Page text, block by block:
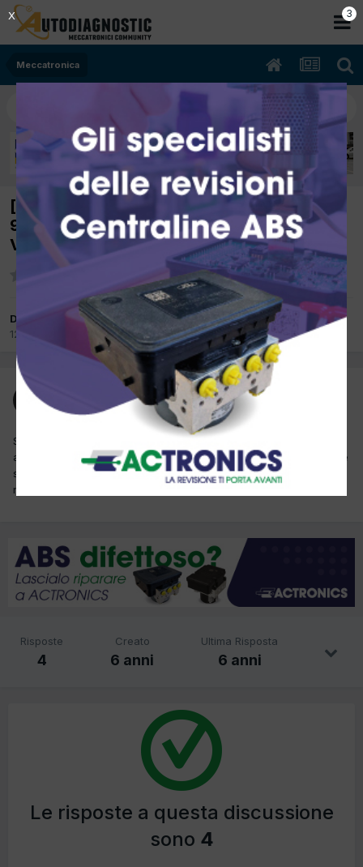
Meccatronica
[ALFA ROMEO GIULIETTA 11/2010 1598cc
940A3000 77Kw Diesel] GASOLIO NELLA
VASCHETTA ACQUA!!
Da Ospite adami
12 Agosto 2019
in Meccatronica
Ospite adami
Inviato 12 Agosto 2019
Salve colleghi, vi è mai capitato di trovare gasolio nella vaschetta
acqua di una alfa romeo giulietta 1.6 JTDM del 2010? c'è qualche
scambiatore o un qualcosa che puo' far andare il gasolio
nell'acqua? Grazie.
Risposte
4
Creato
6 anni
Ultima Risposta
6 anni
Le risposte a questa discussione
sono 4
2
X